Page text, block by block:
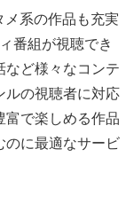
メ系の作品も充実
番組が視聴でき
など様々なコンテ
ルの視聴者に対応
富で楽しめる作品
のに最適なサービ